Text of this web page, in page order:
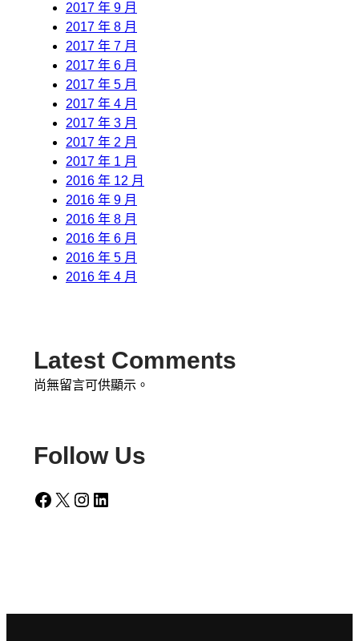
2017 年 9 月
2017 年 8 月
2017 年 7 月
2017 年 6 月
2017 年 5 月
2017 年 4 月
2017 年 3 月
2017 年 2 月
2017 年 1 月
2016 年 12 月
2016 年 9 月
2016 年 8 月
2016 年 6 月
2016 年 5 月
2016 年 4 月
Latest Comments
尚無留言可供顯示。
Follow Us
Facebook X Instagram LinkedIn